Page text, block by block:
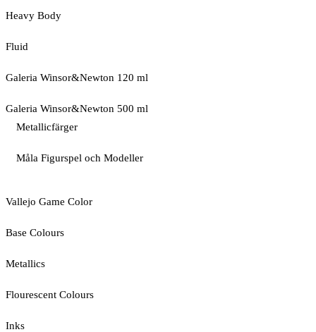
Heavy Body
Fluid
Galeria Winsor&Newton 120 ml
Galeria Winsor&Newton 500 ml
Metallicfärger
Måla Figurspel och Modeller
Vallejo Game Color
Base Colours
Metallics
Flourescent Colours
Inks